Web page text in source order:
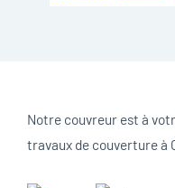
Notre couvreur est à
travaux de couverture à